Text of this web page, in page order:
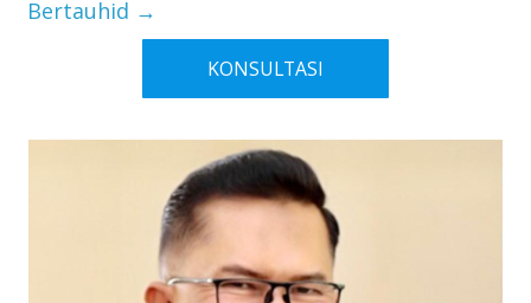
Bertauhid →
KONSULTASI